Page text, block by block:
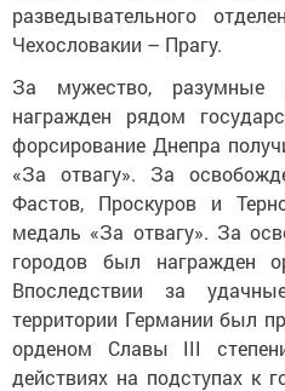
разведывательного
Чехословакии – Прагу.
За мужество, разумные
награжден рядом
форсирование Днепра
«За отвагу». За
Фастов, Проскуров и
медаль «За отвагу». За
городов был награжден
Впоследствии за
территории Германии был
орденом Славы III
действиях на подступах к